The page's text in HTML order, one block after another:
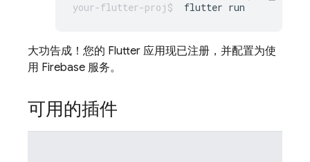
flutter
大功告成！您的 Flutter 应用现已注册，并配置为使
用 Firebase 服务。
可用的插件